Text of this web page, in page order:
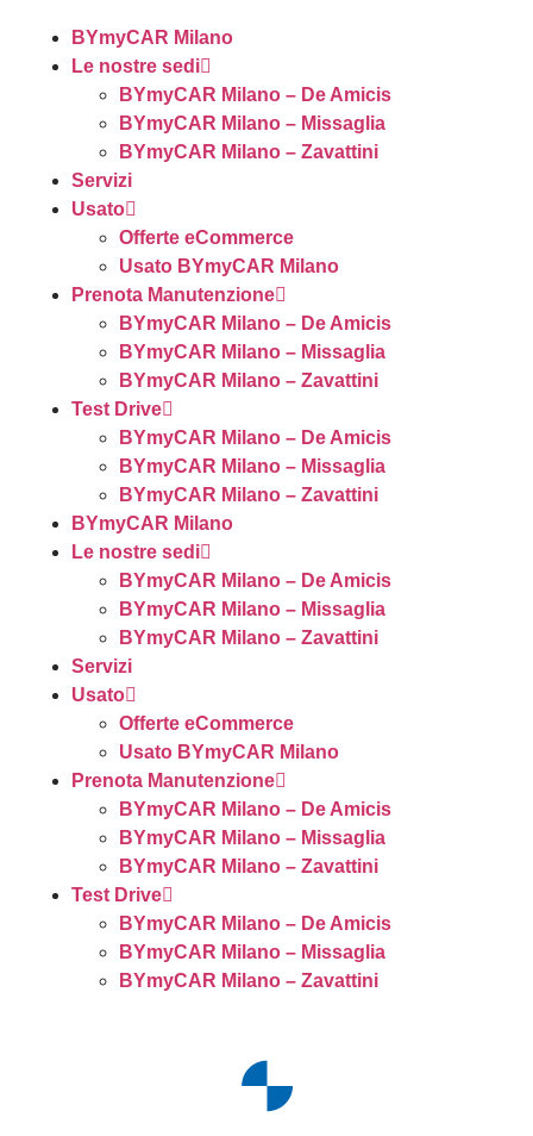
BYmyCAR Milano
Le nostre sedi
BYmyCAR Milano – De Amicis
BYmyCAR Milano – Missaglia
BYmyCAR Milano – Zavattini
Servizi
Usato
Offerte eCommerce
Usato BYmyCAR Milano
Prenota Manutenzione
BYmyCAR Milano – De Amicis
BYmyCAR Milano – Missaglia
BYmyCAR Milano – Zavattini
Test Drive
BYmyCAR Milano – De Amicis
BYmyCAR Milano – Missaglia
BYmyCAR Milano – Zavattini
BYmyCAR Milano
Le nostre sedi
BYmyCAR Milano – De Amicis
BYmyCAR Milano – Missaglia
BYmyCAR Milano – Zavattini
Servizi
Usato
Offerte eCommerce
Usato BYmyCAR Milano
Prenota Manutenzione
BYmyCAR Milano – De Amicis
BYmyCAR Milano – Missaglia
BYmyCAR Milano – Zavattini
Test Drive
BYmyCAR Milano – De Amicis
BYmyCAR Milano – Missaglia
BYmyCAR Milano – Zavattini